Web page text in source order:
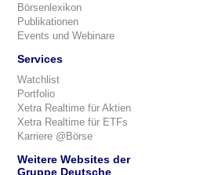
Börsenlexikon
Publikationen
Events und Webinare
Services
Watchlist
Portfolio
Xetra Realtime für Aktien
Xetra Realtime für ETFs
Karriere @Börse
Weitere Websites der
Gruppe Deutsche